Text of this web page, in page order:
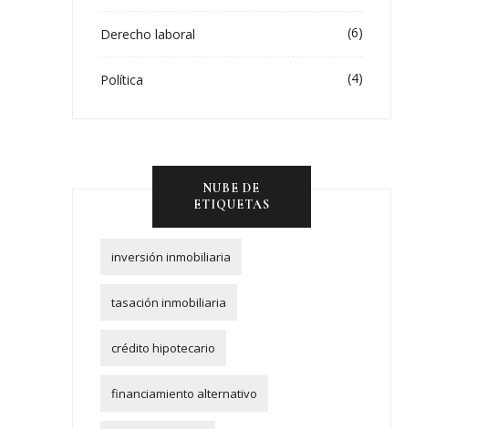
Derecho laboral (6)
Política (4)
NUBE DE
ETIQUETAS
inversión inmobiliaria
tasación inmobiliaria
crédito hipotecario
financiamiento alternativo